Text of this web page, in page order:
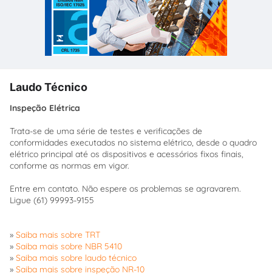
Laudo Técnico
Inspeção Elétrica
Trata-se de uma série de testes e verificações de
conformidades executados no sistema elétrico, desde o quadro
elétrico principal até os dispositivos e acessórios fixos finais,
conforme as normas em vigor.
Entre em contato. Não espere os problemas se agravarem.
Ligue (61) 99993-9155
» Saiba mais sobre TRT
» Saiba mais sobre NBR 5410
» Saiba mais sobre laudo técnico
» Saiba mais sobre inspeção NR-10